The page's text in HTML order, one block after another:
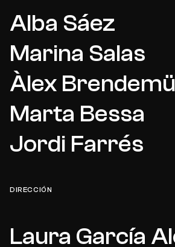
Alba Sáez
Marina Salas
Àlex
Marta Bessa
Jordi Farrés
DIRECCIÓN
Laura García